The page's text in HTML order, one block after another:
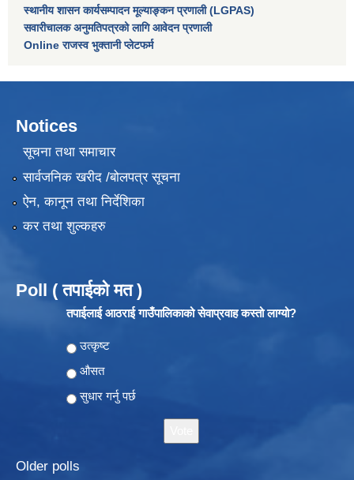
स्थानीय शासन कार्यसम्पादन मूल्याङ्कन प्रणाली (LGPAS)
सवारीचालक अनुमतिपत्रको लागि आवेदन प्रणाली
Online राजस्व भुक्तानी प्लेटफर्म
Notices
सूचना तथा समाचार
सार्वजनिक खरीद /बोलपत्र सूचना
ऐन, कानून तथा निर्देशिका
कर तथा शुल्कहरु
Poll ( तपाईको मत )
तपाईलाई आठराई गाउँपालिकाको सेवाप्रवाह कस्तो लाग्यो?
Choices
उत्कृष्ट
औसत
सुधार गर्नु पर्छ
Older polls